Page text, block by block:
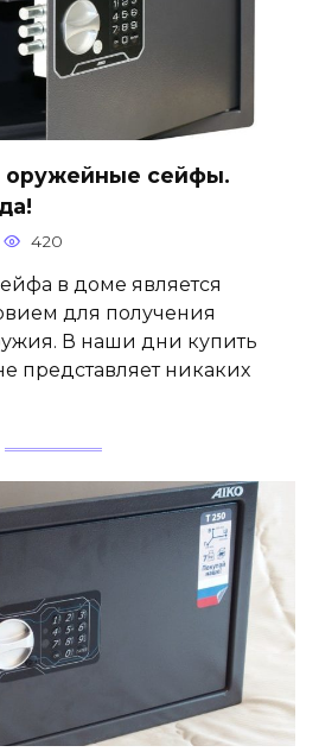
сейфы.
420
в доме является
для получения
В наши дни купить
представляет никаких